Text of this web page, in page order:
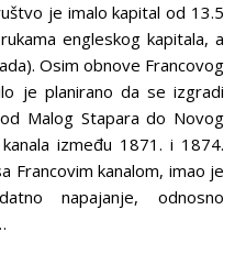
je imalo kapital od 13.5
engleskog kapitala, a
Osim obnove Francovog
je planirano da se izgradi
Malog Stapara do Novog
između 1871. i 1874.
Francovim kanalom, imao je
napajanje, odnosno